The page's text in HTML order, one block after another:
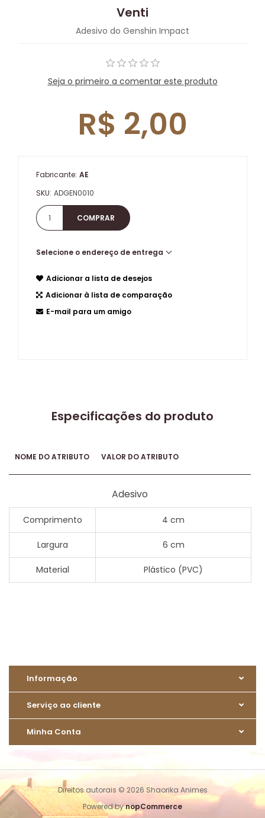
Venti
Adesivo do Genshin Impact
Seja o primeiro a comentar este produto
R$ 2,00
Fabricante: AE
SKU: ADGEN0010
Selecione o endereço de entrega
Adicionar a lista de desejos
Adicionar à lista de comparação
E-mail para um amigo
Especificações do produto
NOME DO ATRIBUTO VALOR DO ATRIBUTO
Adesivo
Comprimento 4 cm
Largura 6 cm
Material Plástico (PVC)
Informação
Serviço ao cliente
Minha Conta
Direitos autorais © 2026 Shaorika Animes
Powered bynopCommerce